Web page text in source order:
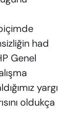
had
Genel
yargı
oldukça